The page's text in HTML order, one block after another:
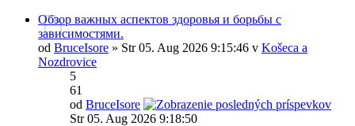
Обзор важных аспектов здоровья и борьбы с
зависимостями.
od BruceIsore » Str 05. Aug 2026 9:15:46 v Košeca a
Nozdrovice
5
61
od BruceIsore
Str 05. Aug 2026 9:18:50